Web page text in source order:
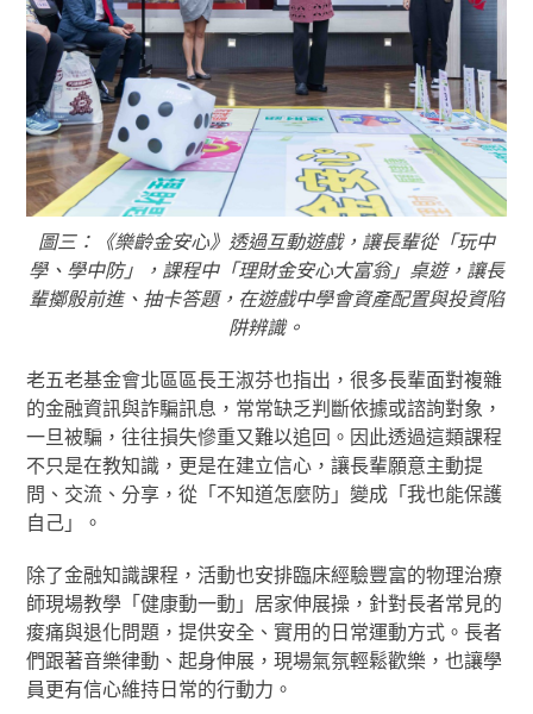
圖三：《樂齡金安心》透過互動遊戲，讓長輩從「玩中
學、學中防」，課程中「理財金安心大富翁」桌遊，讓長
輩擲骰前進、抽卡答題，在遊戲中學會資產配置與投資陷
阱辨識。
老五老基金會北區區長王淑芬也指出，很多長輩面對複雜
的金融資訊與詐騙訊息，常常缺乏判斷依據或諮詢對象，
一旦被騙，往往損失慘重又難以追回。因此透過這類課程
不只是在教知識，更是在建立信心，讓長輩願意主動提
問、交流、分享，從「不知道怎麼防」變成「我也能保護
自己」。
除了金融知識課程，活動也安排臨床經驗豐富的物理治療
師現場教學「健康動一動」居家伸展操，針對長者常見的
痠痛與退化問題，提供安全、實用的日常運動方式。長者
們跟著音樂律動、起身伸展，現場氣氛輕鬆歡樂，也讓學
員更有信心維持日常的行動力。